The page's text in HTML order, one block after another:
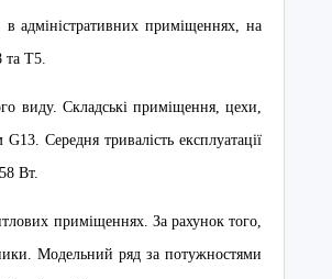
адміністративних приміщеннях, на
та Т5.
виду. Складські приміщення, цехи,
Середня тривалість експлуатації
Вт.
приміщеннях. За рахунок того,
Модельний ряд за потужностями